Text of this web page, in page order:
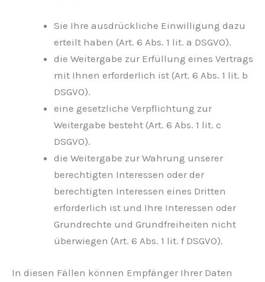
Sie Ihre ausdrückliche Einwilligung dazu
erteilt haben (Art. 6 Abs. 1 lit. a DSGVO).
die Weitergabe zur Erfüllung eines Vertrags
mit Ihnen erforderlich ist (Art. 6 Abs. 1 lit. b
DSGVO).
eine gesetzliche Verpflichtung zur
Weitergabe besteht (Art. 6 Abs. 1 lit. c
DSGVO).
die Weitergabe zur Wahrung unserer
berechtigten Interessen oder der
berechtigten Interessen eines Dritten
erforderlich ist und Ihre Interessen oder
Grundrechte und Grundfreiheiten nicht
überwiegen (Art. 6 Abs. 1 lit. f DSGVO).
In diesen Fällen können Empfänger Ihrer Daten